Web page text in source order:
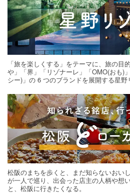
「旅を楽しくする」をテーマに、旅の目
や」「界」「リゾナーレ」「OMO(おも)
シー)」の 6 つのブランドを展開する星
松阪のまちを歩くと、まだ知らないおい
が一人で巡り、出会った店主の人柄や想
と、松阪に行きたくなる。